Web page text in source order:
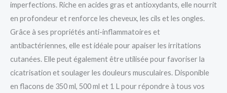
imperfections. Riche en acides gras et antioxydants, elle nourrit
en profondeur et renforce les cheveux, les cils et les ongles.
Grâce à ses propriétés anti-inflammatoires et
antibactériennes, elle est idéale pour apaiser les irritations
cutanées. Elle peut également être utilisée pour favoriser la
cicatrisation et soulager les douleurs musculaires. Disponible
en flacons de 350 ml, 500 ml et 1 L pour répondre à tous vos